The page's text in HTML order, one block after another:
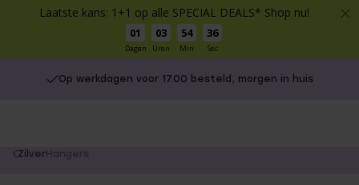
Laatste kans: 1+1 op alle SPECIAL DEALS* Shop nu!
01
Dagen
03
Uren
54
Min
36
Sec
Op werkdagen voor 17.00 besteld, morgen in huis
You
ZilverHangers